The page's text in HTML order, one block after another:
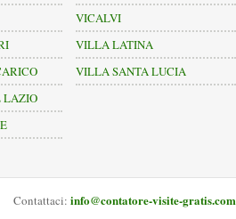
LAZIO
VICALVI
VILLA LATINA
VILLA SANTA LUCIA
Contattaci: info@contatore-visite-gratis.com